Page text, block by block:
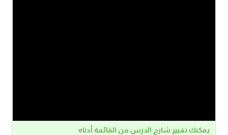
يمكنك تغيير شارح الدرس من القائمة أدناه